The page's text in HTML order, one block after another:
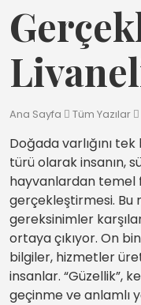
Ana Sayfa Tüm Yazılar
Doğada varlığını
türü olarak insanın,
hayvanlardan temel
gerçekleştirmesi.
gereksinimler
ortaya çıkıyor. On
bilgiler, hizmetler
insanlar. “Güzellik”,
geçinme ve anlamlı